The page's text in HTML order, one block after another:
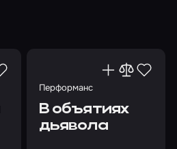
Перформанс
В объятиях
дьявола